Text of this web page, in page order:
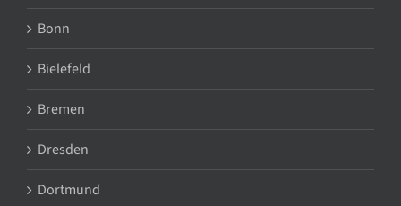
Bonn
Bielefeld
Bremen
Dresden
Dortmund